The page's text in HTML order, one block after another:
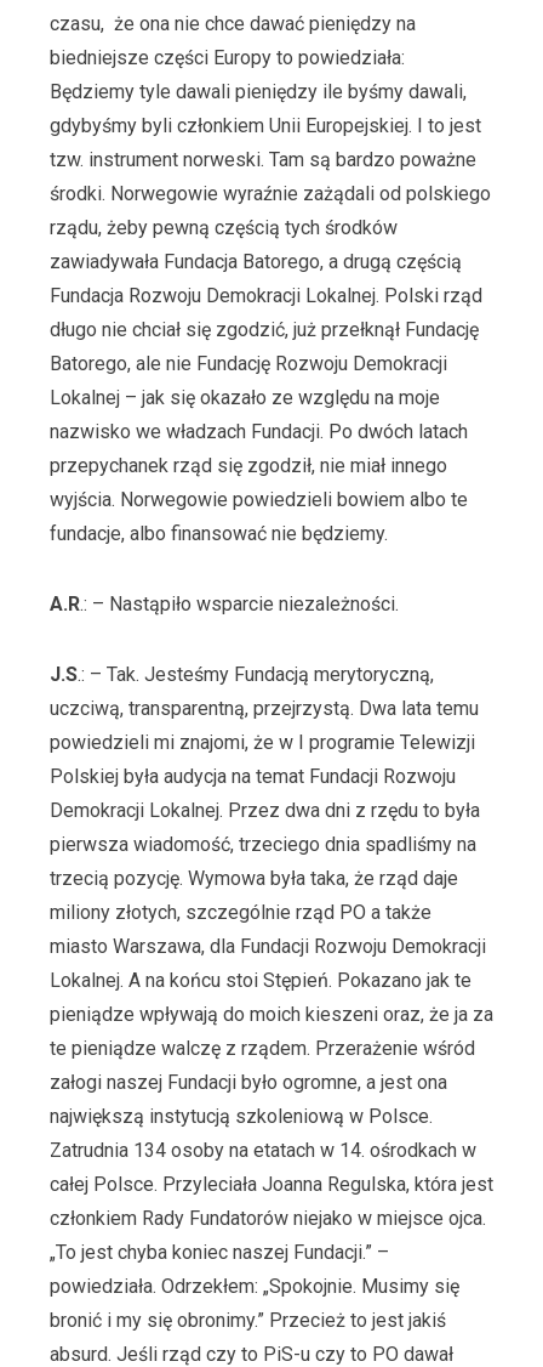
czasu, że ona nie chce dawać pieniędzy na
biedniejsze części Europy to powiedziała:
Będziemy tyle dawali pieniędzy ile byśmy dawali,
gdybyśmy byli członkiem Unii Europejskiej. I to jest
tzw. instrument norweski. Tam są bardzo poważne
środki. Norwegowie wyraźnie zażądali od polskiego
rządu, żeby pewną częścią tych środków
zawiadywała Fundacja Batorego, a drugą częścią
Fundacja Rozwoju Demokracji Lokalnej. Polski rząd
długo nie chciał się zgodzić, już przełknął Fundację
Batorego, ale nie Fundację Rozwoju Demokracji
Lokalnej – jak się okazało ze względu na moje
nazwisko we władzach Fundacji. Po dwóch latach
przepychanek rząd się zgodził, nie miał innego
wyjścia. Norwegowie powiedzieli bowiem albo te
fundacje, albo finansować nie będziemy.
A.R.: – Nastąpiło wsparcie niezależności.
J.S.: – Tak. Jesteśmy Fundacją merytoryczną,
uczciwą, transparentną, przejrzystą. Dwa lata temu
powiedzieli mi znajomi, że w I programie Telewizji
Polskiej była audycja na temat Fundacji Rozwoju
Demokracji Lokalnej. Przez dwa dni z rzędu to była
pierwsza wiadomość, trzeciego dnia spadliśmy na
trzecią pozycję. Wymowa była taka, że rząd daje
miliony złotych, szczególnie rząd PO a także
miasto Warszawa, dla Fundacji Rozwoju Demokracji
Lokalnej. A na końcu stoi Stępień. Pokazano jak te
pieniądze wpływają do moich kieszeni oraz, że ja za
te pieniądze walczę z rządem. Przerażenie wśród
załogi naszej Fundacji było ogromne, a jest ona
największą instytucją szkoleniową w Polsce.
Zatrudnia 134 osoby na etatach w 14. ośrodkach w
całej Polsce. Przyleciała Joanna Regulska, która jest
członkiem Rady Fundatorów niejako w miejsce ojca.
„To jest chyba koniec naszej Fundacji.” –
powiedziała. Odrzekłem: „Spokojnie. Musimy się
bronić i my się obronimy.” Przecież to jest jakiś
absurd. Jeśli rząd czy to PiS-u czy to PO dawał